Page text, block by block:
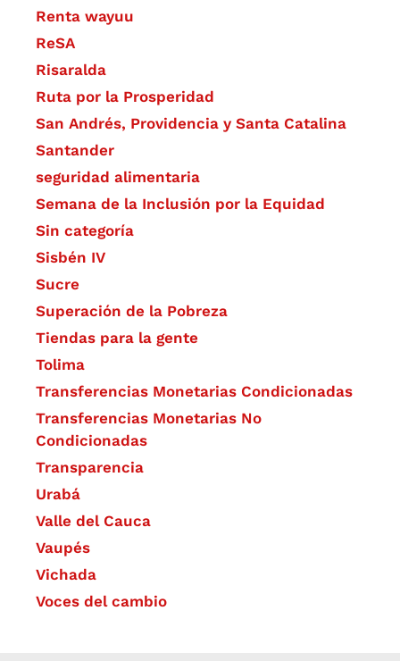
Renta wayuu
ReSA
Risaralda
Ruta por la Prosperidad
San Andrés, Providencia y Santa Catalina
Santander
seguridad alimentaria
Semana de la Inclusión por la Equidad
Sin categoría
Sisbén IV
Sucre
Superación de la Pobreza
Tiendas para la gente
Tolima
Transferencias Monetarias Condicionadas
Transferencias Monetarias No
Condicionadas
Transparencia
Urabá
Valle del Cauca
Vaupés
Vichada
Voces del cambio